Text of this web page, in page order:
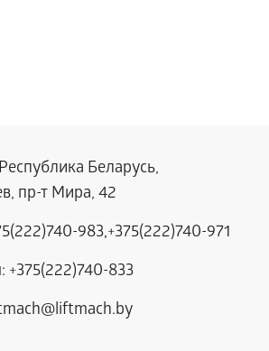
Беларусь,
пр-т Мира, 42
983,+375(222)740-971
+375(222)740-833